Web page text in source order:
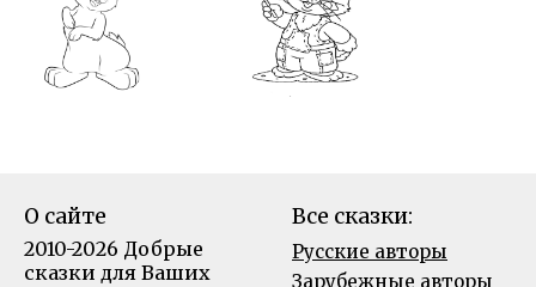
О сайте
2010-2026 Добрые
сказки для Ваших
Все сказки:
Русские авторы
Зарубежные авторы